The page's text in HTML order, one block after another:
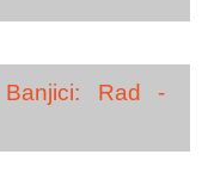
Rad -